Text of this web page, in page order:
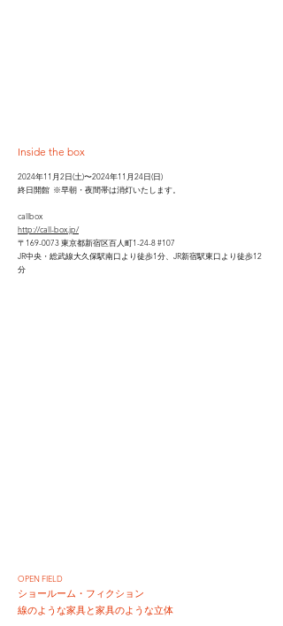
Inside the box
2024年11月2日(土)〜2024年11月24日(日)
終日開館 ※早朝・夜間帯は消灯いたします。
callbox
http://call-box.jp/
〒169-0073 東京都新宿区百人町1-24-8 #107
JR中央・総武線大久保駅南口より徒歩1分、JR新宿駅東口より徒歩12
分
OPEN FIELD
ショールーム・フィクション
線のような家具と家具のような立体